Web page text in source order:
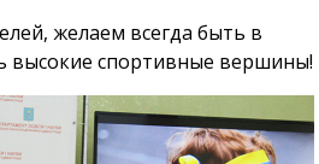
желаем всегда быть в
высокие спортивные вершины!